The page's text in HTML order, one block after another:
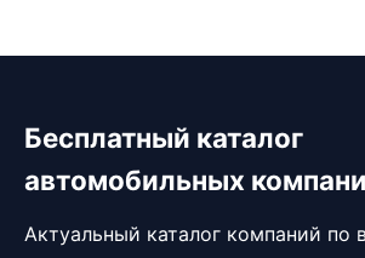
Бесплатный каталог
автомобильных
Актуальный каталог компаний по